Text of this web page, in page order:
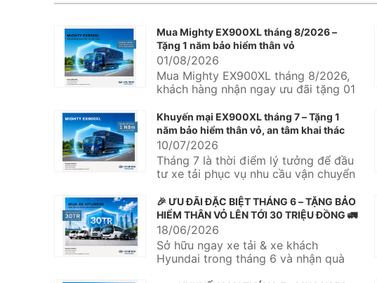
Mua Mighty EX900XL tháng 8/2026 –
Tặng 1 năm bảo hiểm thân vỏ
01/08/2026
Mua Mighty EX900XL tháng 8/2026,
khách hàng nhận ngay ưu đãi tặng 01
Kinh...
Khuyến mại EX900XL tháng 7 – Tặng 1
năm bảo hiểm thân vỏ, an tâm khai thác
ngay từ chuyến hàng đầu tiên
10/07/2026
Tháng 7 là thời điểm lý tưởng để đầu
tư xe tải phục vụ nhu cầu vận chuyển
🎉 ƯU ĐÃI ĐẶC BIỆT THÁNG 6 – TẶNG BẢO
HIỂM THÂN VỎ LÊN TỚI 30 TRIỆU ĐỒNG 🚛
🚌
18/06/2026
Sở hữu ngay xe tải & xe khách
Hyundai trong tháng 6 và nhận quà